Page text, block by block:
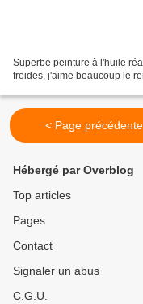
Superbe peinture à l'huile
froides, j'aime beaucoup le
< Page précédente
Hébergé par Overblog
Top articles
Pages
Contact
Signaler un abus
C.G.U.